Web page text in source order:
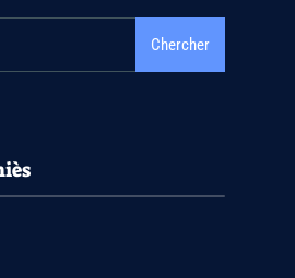
Chercher